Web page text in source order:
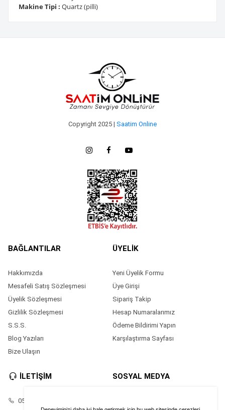
Makine Tipi : Quartz (pilli)
Copyright 2025 | Saatim Online
BAĞLANTILAR
Hakkımızda
Mesafeli Satış Sözleşmesi
Üyelik Sözleşmesi
Gizlilik Sözleşmesi
S.S.S.
Blog Yazıları
Bize Ulaşın
ÜYELİK
Yeni Üyelik Formu
Üye Girişi
Sipariş Takip
Hesap Numaralarımız
Ödeme Bildirimi Yapın
Karşılaştırma Sayfası
İLETİŞİM
05528686874
SOSYAL MEDYA